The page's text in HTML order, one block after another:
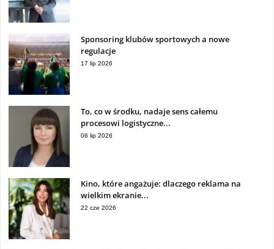
Sponsoring klubów sportowych a nowe
regulacje
17 lip 2026
To, co w środku, nadaje sens całemu
procesowi logistyczne...
06 lip 2026
Kino, które angażuje: dlaczego reklama na
wielkim ekranie...
22 cze 2026